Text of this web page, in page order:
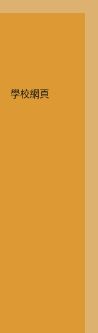
學校網頁